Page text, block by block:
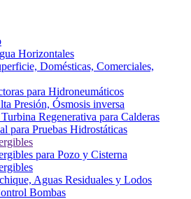
Horizontales
Domésticas, Comerciales,
para Hidroneumáticos
Presión, Ósmosis inversa
Regenerativa para Calderas
para Pruebas Hidrostáticas
para Pozo y Cisterna
Aguas Residuales y Lodos
Bombas